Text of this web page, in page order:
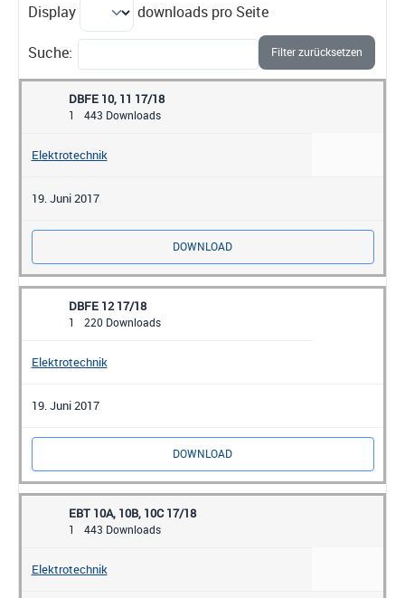
Display downloads pro Seite
Suche: Filter zurücksetzen
DBFE 10, 11 17/18
1 443 Downloads
Elektrotechnik
19. Juni 2017
DOWNLOAD
DBFE 12 17/18
1 220 Downloads
Elektrotechnik
19. Juni 2017
DOWNLOAD
EBT 10A, 10B, 10C 17/18
1 443 Downloads
Elektrotechnik